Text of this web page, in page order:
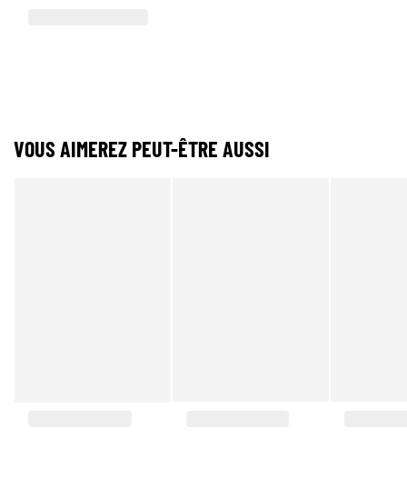
VOUS AIMEREZ PEUT-ÊTRE AUSSI